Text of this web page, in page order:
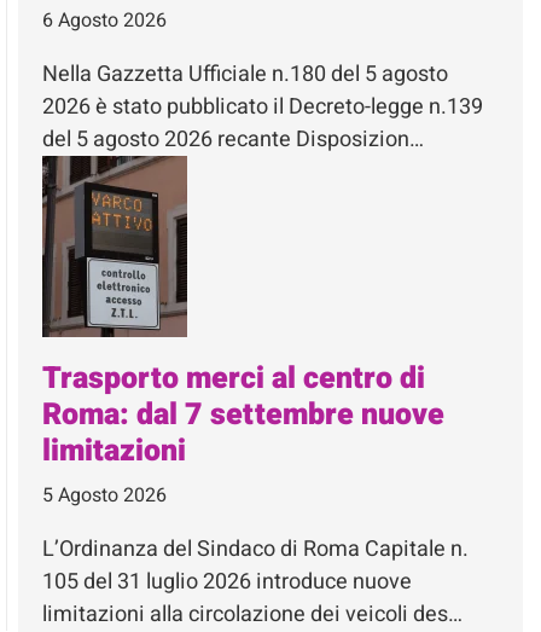
6 Agosto 2026
Nella Gazzetta Ufficiale n.180 del 5 agosto
2026 è stato pubblicato il Decreto-legge n.139
del 5 agosto 2026 recante Disposizion…
Trasporto merci al centro di
Roma: dal 7 settembre nuove
limitazioni
5 Agosto 2026
L’Ordinanza del Sindaco di Roma Capitale n.
105 del 31 luglio 2026 introduce nuove
limitazioni alla circolazione dei veicoli des…